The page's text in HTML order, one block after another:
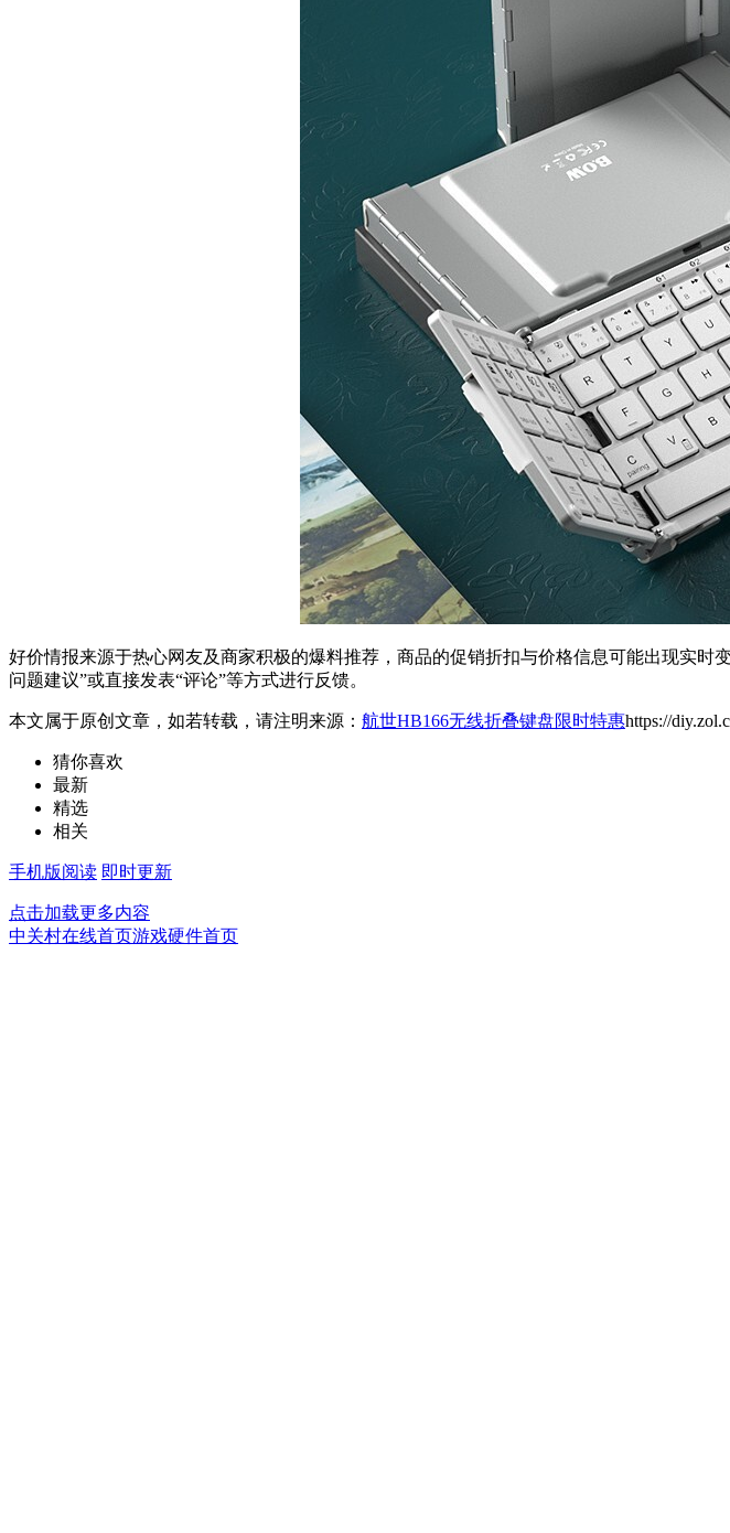
好价情报来源于热心网友及商家积极的爆料推荐，商品的促销折扣与价格信息可能出现实
问题建议”或直接发表“评论”等方式进行反馈。
本文属于原创文章，如若转载，请注明来源： 航世HB166无线折叠键盘限时特惠https://
猜你喜欢
最新
精选
相关
手机版阅读 即时更新
点击加载更多内容
中关村在线首页游戏硬件首页